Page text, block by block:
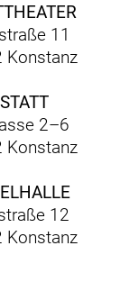
11
Konstanz
2–6
Konstanz
12
Konstanz